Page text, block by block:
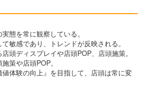
態を常に観察している。
敏感であり、トレンドが反映される。
頭ディスプレイや店頭POP、店頭施策。
策や店頭POP。
体験の向上』を目指して、店頭は常に変